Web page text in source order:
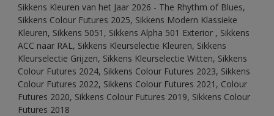
Sikkens Kleuren van het Jaar 2026 - The Rhythm of Blues,
Sikkens Colour Futures 2025, Sikkens Modern Klassieke
Kleuren, Sikkens 5051, Sikkens Alpha 501 Exterior , Sikkens
ACC naar RAL, Sikkens Kleurselectie Kleuren, Sikkens
Kleurselectie Grijzen, Sikkens Kleurselectie Witten, Sikkens
Colour Futures 2024, Sikkens Colour Futures 2023, Sikkens
Colour Futures 2022, Sikkens Colour Futures 2021, Colour
Futures 2020, Sikkens Colour Futures 2019, Sikkens Colour
Futures 2018